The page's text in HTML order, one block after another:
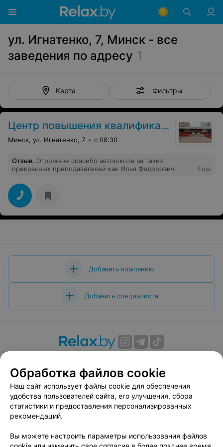
ул. Игнатенко, 7, Минск - все
заведения по адресу 1
Карта Фильтры
Центр повышения квалификации
Минск, ул. Игнатенко, 7 с 08:30
Отзыв. Огромное спасибо автошколе за таких
прекрасных преподавателей как Илья Федорович
с первого раза, руководство позаботилось об
оперативности в день сдачи, за что ещё раз огромное
спасибо!
Еще
Добавить компанию
Добавить специалиста
Вакансии
Публичный договор
Способы оплаты
Публичный договор по использованию сервиса
«Афиша»
Пользовательское соглашение
Связаться по вопросам сотрудничества
Обработка файлов cookie
Наш сайт использует файлы cookie для обеспечения
удобства пользователей сайта, его улучшения, сбора
статистики и предоставления персонализированных
рекомендаций.
Вы можете настроить параметры использования файлов